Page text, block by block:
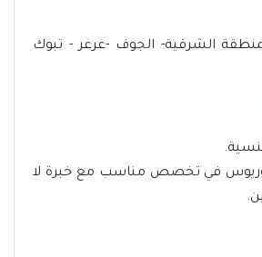
الشرقية- الجوف -عرعر - تبوك
في تخصص مناسب مع خبرة لا